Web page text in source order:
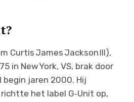
Curtis James Jackson III),
in New York, VS, brak door
begin jaren 2000. Hij
het label G‑Unit op,